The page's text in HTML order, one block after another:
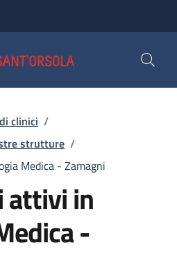
clinici /
strutture /
Medica - Zamagni
attivi in
-